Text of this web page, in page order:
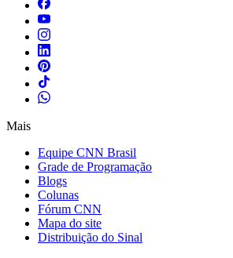
Mais
Equipe CNN Brasil
Grade de Programação
Blogs
Colunas
Fórum CNN
Mapa do site
Distribuição do Sinal